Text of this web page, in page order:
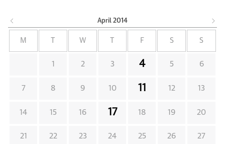
April 2014
M W F S S
1 2 3 4 5 6
7 8 9 10 11 12 13
14 15 16 17 18 19 20
21 22 23 24 25 26 27